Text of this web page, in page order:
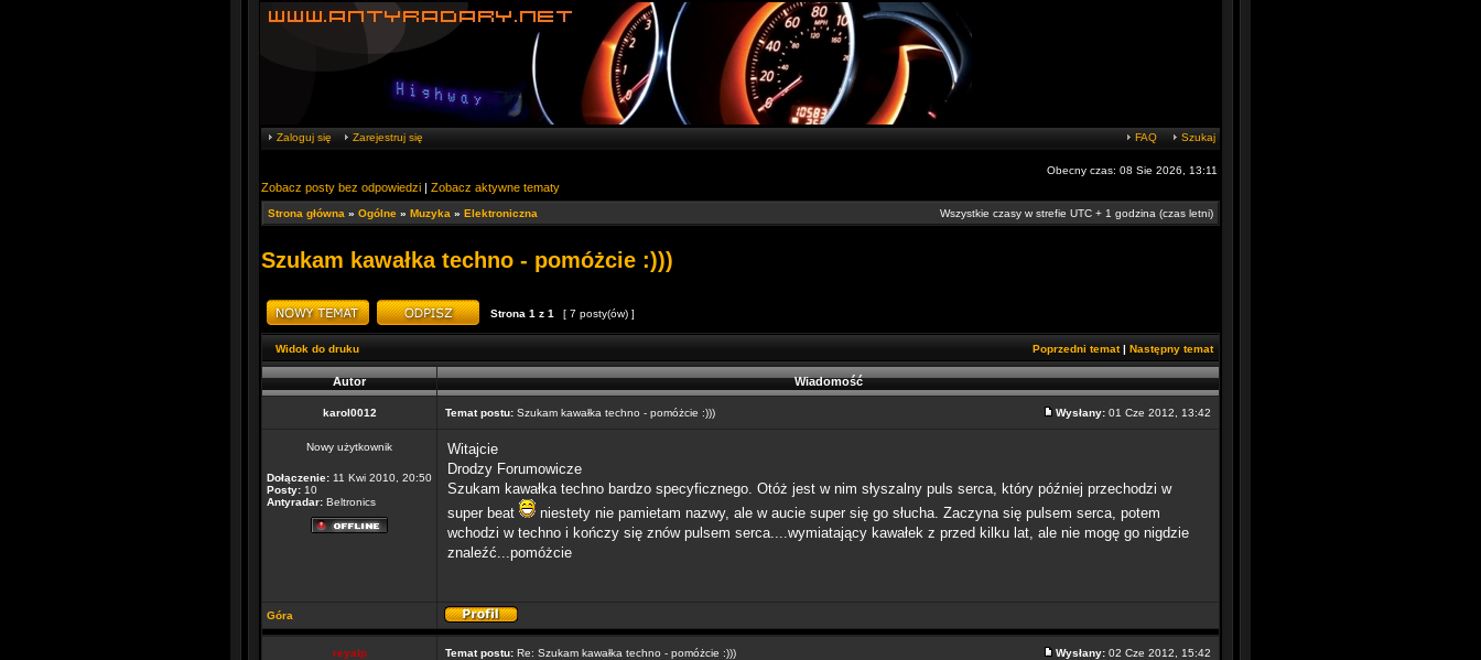
Zaloguj się Zarejestruj się FAQ Szukaj
Obecny czas: 08 Sie 2026, 13:11
Zobacz posty bez odpowiedzi | Zobacz aktywne tematy
Strona główna » Ogólne » Muzyka » Elektroniczna Wszystkie czasy w strefie UTC + 1 godzina (czas letni)
Szukam kawałka techno - pomóżcie :)))
Strona 1 z 1 [ 7 posty(ów) ]
Widok do druku Poprzedni temat| Następny temat
Autor Wiadomość
karol0012 Temat postu: Szukam kawałka techno - pomóżcie :))) Wysłany: 01 Cze 2012, 13:42
Nowy użytkownik
Dołączenie: 11 Kwi 2010, 20:50
Posty: 10
Antyradar: Beltronics
Witajcie
Drodzy Forumowicze
Szukam kawałka techno bardzo specyficznego. Otóż jest w nim słyszalny puls serca, który później przechodzi w
super beat
niestety nie pamietam nazwy, ale w aucie super się go słucha. Zaczyna się pulsem serca, potem
wchodzi w techno i kończy się znów pulsem serca....wymiatający kawałek z przed kilku lat, ale nie mogę go nigdzie
znaleźć...pomóżcie
Góra
reyalp Temat postu: Re: Szukam kawałka techno - pomóżcie :))) Wysłany: 02 Cze 2012, 15:42